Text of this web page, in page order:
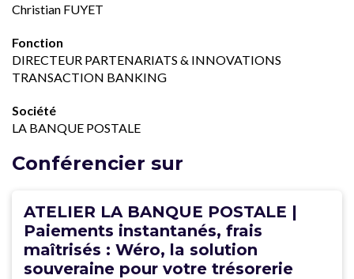
Christian FUYET
Fonction
DIRECTEUR PARTENARIATS & INNOVATIONS
TRANSACTION BANKING
Société
LA BANQUE POSTALE
Conférencier sur
ATELIER LA BANQUE POSTALE |
Paiements instantanés, frais
maîtrisés : Wéro, la solution
souveraine pour votre trésorerie